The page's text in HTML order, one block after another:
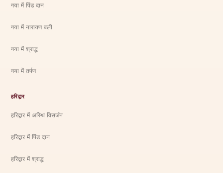
गया में पिंड दान
गया में नारायण बली
गया में श्राद्ध
गया में तर्पण
हरिद्वार
हरिद्वार में अस्थि विसर्जन
हरिद्वार में पिंड दान
हरिद्वार में श्राद्ध